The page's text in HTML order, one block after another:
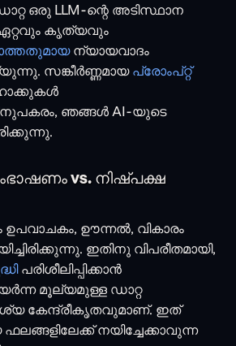
ഒരു LLM-ന്റെ അടിസ്ഥാന
ഏറ്റവും കൃത്യവും
ന്യായവാദം
സങ്കീർണ്ണമായ പ്രോംപ്റ്റ്
ഞങ്ങൾ AI-യുടെ
vs. നിഷ്പക്ഷ
ഊന്നൽ, വികാരം
ഇതിനു വിപരീതമായി,
പരിശീലിപ്പിക്കാൻ
മൂല്യമുള്ള ഡാറ്റ
കേന്ദ്രീകൃതവുമാണ്. ഇത്
നയിച്ചേക്കാവുന്ന